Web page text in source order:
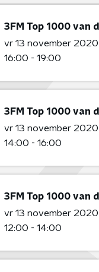
3FM Top 1000 van
vr 13 november 2020
16:00 - 19:00
3FM Top 1000 van
vr 13 november 2020
14:00 - 16:00
3FM Top 1000 van
vr 13 november 2020
12:00 - 14:00